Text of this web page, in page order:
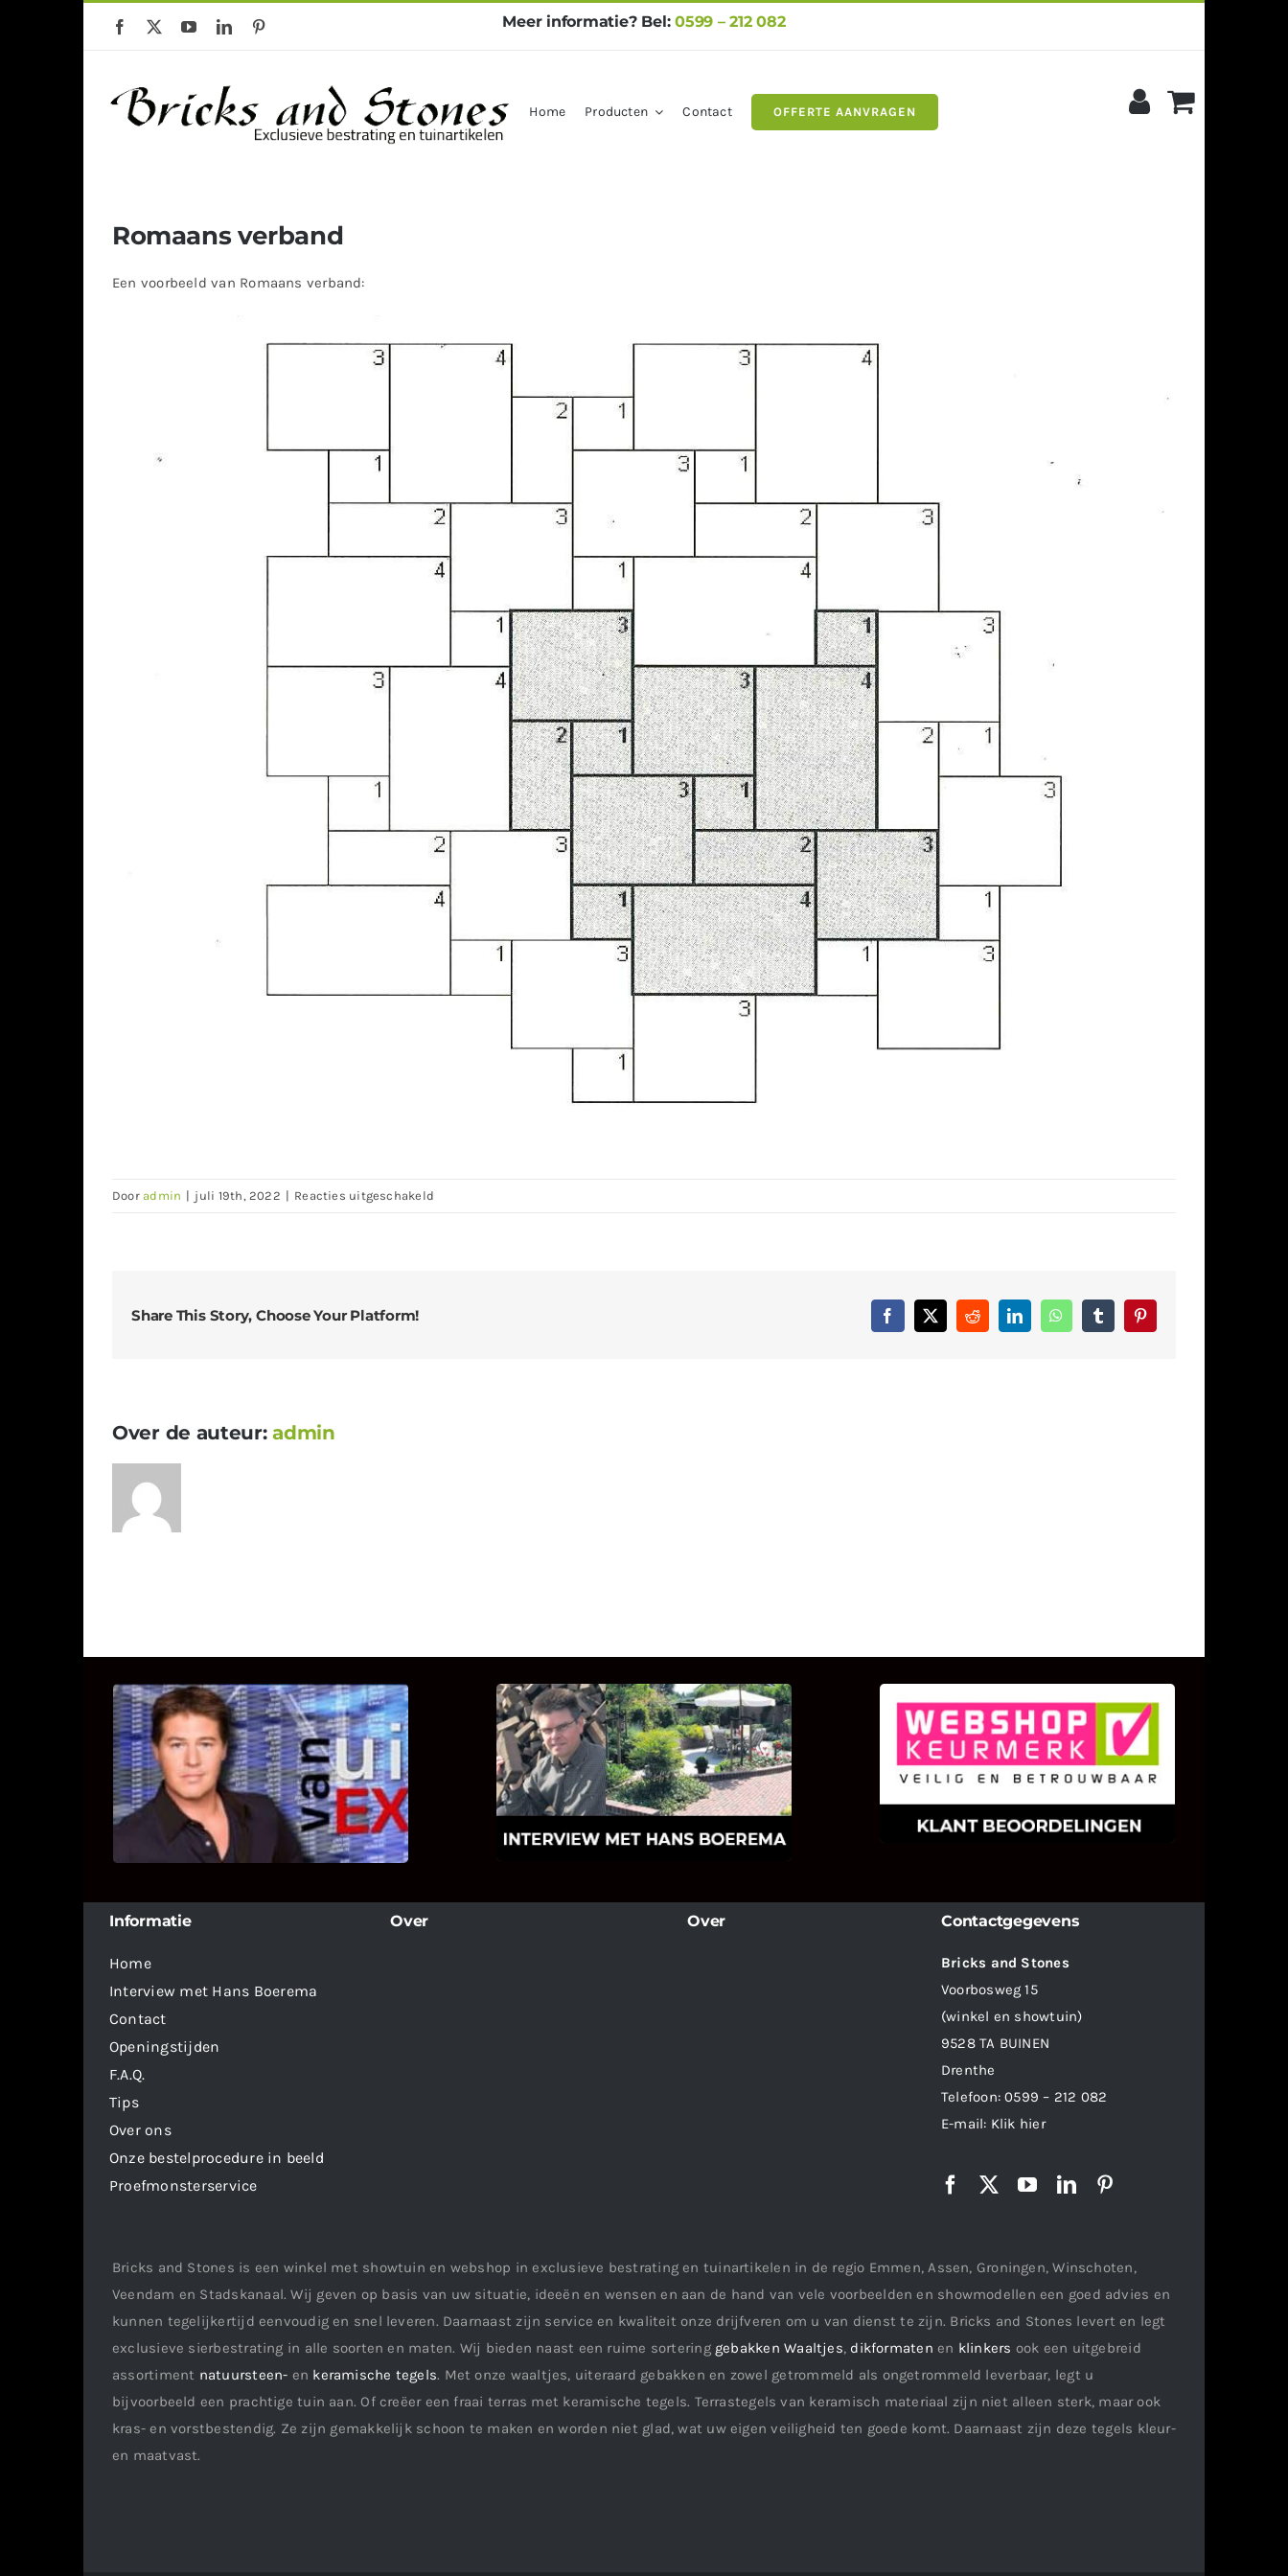
Meer informatie? Bel:0599 – 212 082
Home Producten Contact OFFERTE AANVRAGEN
Romaans verband
Een voorbeeld van Romaans verband:
Dooradmin | juli 19th, 2022 | Reacties uitgeschakeld
Share This Story, Choose Your Platform! Facebook
X RedditLinkedInWhatsAppTumblrPinterest
Over de auteur:admin
UITSTEL VAN EXECUTIE
Bekijk hier de fragmenten van de
deelname van Bricks and Stones aan
dit programma.
INTERVIEW MET HANS
BOEREMA
Hoe Bricks and Stones ontstaan is en
wat Hans Boerema motiveert in de
wereld van klinkers en tegels!
KLANT BEOORDELINGEN
We zijn er zeer op gesteld om te
weten wat u als klant van ons en
onze diensten vindt.
Informatie
Home
Interview met Hans Boerema
Contact
Openingstijden
F.A.Q.
Tips
Over ons
Onze bestelprocedure in beeld
Proefmonsterservice
Over Over Contactgegevens
Bricks and Stones
Voorbosweg 15
(winkel en showtuin)
9528 TA BUINEN
Drenthe
Telefoon:0599 – 212 082
E-mail: Klik hier
Bricks and Stones is een winkel met showtuin en webshop in exclusieve bestrating en tuinartikelen in de regio Emmen, Assen, Groningen, Winschoten,
Veendam en Stadskanaal. Wij geven op basis van uw situatie, ideeën en wensen en aan de hand van vele voorbeelden en showmodellen een goed advies en
kunnen tegelijkertijd eenvoudig en snel leveren. Daarnaast zijn service en kwaliteit onze drijfveren om u van dienst te zijn. Bricks and Stones levert en legt
exclusieve sierbestrating in alle soorten en maten. Wij bieden naast een ruime sortering gebakken Waaltjes, dikformaten en klinkers ook een uitgebreid
assortiment natuursteen- en keramische tegels. Met onze waaltjes, uiteraard gebakken en zowel getrommeld als ongetrommeld leverbaar, legt u
bijvoorbeeld een prachtige tuin aan. Of creëer een fraai terras met keramische tegels. Terrastegels van keramisch materiaal zijn niet alleen sterk, maar ook
kras- en vorstbestendig. Ze zijn gemakkelijk schoon te maken en worden niet glad, wat uw eigen veiligheid ten goede komt. Daarnaast zijn deze tegels kleur-
en maatvast.